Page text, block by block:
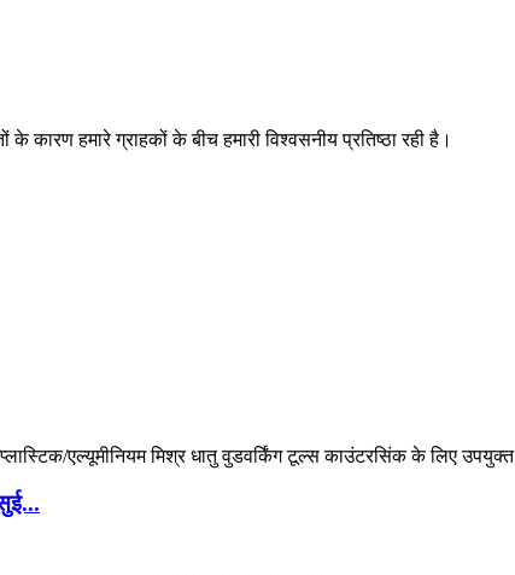
के कारण हमारे ग्राहकों के बीच हमारी विश्वसनीय प्रतिष्ठा रही है।